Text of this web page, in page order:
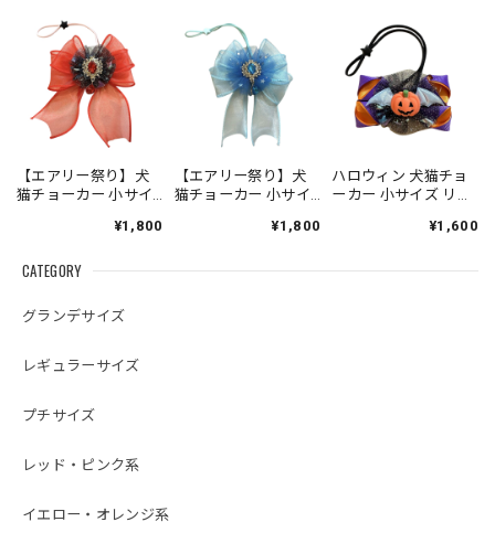
CATEGORY
グランデサイズ
レギュラーサイズ
プチサイズ
レッド・ピンク系
イエロー・オレンジ系
【エアリー祭り】犬
猫チョーカー 小サイ
¥1,800
【エアリー祭り】犬
猫チョーカー 小サイ
¥1,800
ハロウィン 犬猫チョ
ーカー 小サイズ リボ
¥1,600